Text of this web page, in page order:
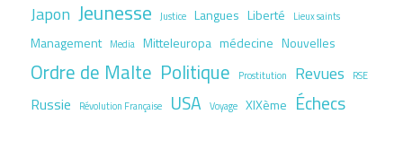
Japon Jeunesse Justice Langues Liberté Lieux saints
Management Media Mitteleuropa médecine Nouvelles
Ordre de Malte Politique Prostitution Revues RSE
Russie Révolution Française USA Voyage XIXème Échecs